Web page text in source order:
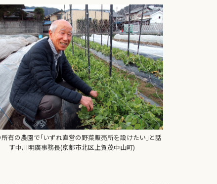
所有の農園で｢いずれ直営の野菜販売所を設けたい｣と話
す中川明廣事務長(京都市北区上賀茂中山町)